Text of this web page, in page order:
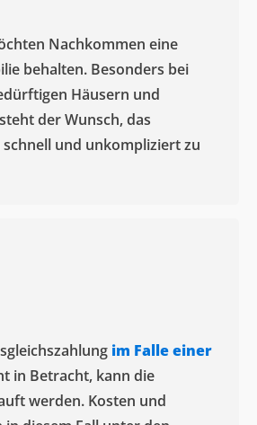
Nachkommen eine
behalten. Besonders bei
Häusern und
der Wunsch, das
und unkompliziert zu
im Falle einer
in Betracht, kann die
werden. Kosten und